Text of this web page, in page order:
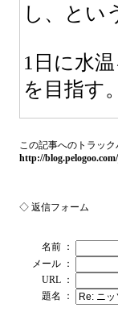
し、とい
1日に水
を目指す
この記事へのトラッ
http://
◇ 返信フォーム
名前 ：
メール ：
URL ：
題名 ：